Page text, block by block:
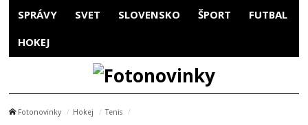
SPRÁVY SVET SLOVENSKO ŠPORT FUTBAL
HOKEJ
Fotonovinky Hokej Tenis